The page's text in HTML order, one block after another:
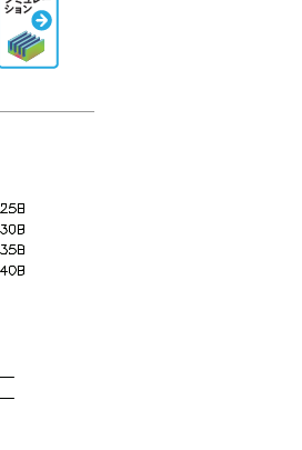
Simulation